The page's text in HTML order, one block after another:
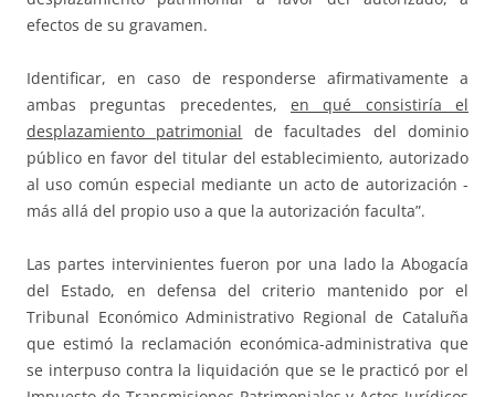
efectos de su gravamen.
Identificar, en caso de responderse afirmativamente a
ambas preguntas precedentes, en qué consistiría el
desplazamiento patrimonial de facultades del dominio
público en favor del titular del establecimiento, autorizado
al uso común especial mediante un acto de autorización -
más allá del propio uso a que la autorización faculta”.
Las partes intervinientes fueron por una lado la Abogacía
del Estado, en defensa del criterio mantenido por el
Tribunal Económico Administrativo Regional de Cataluña
que estimó la reclamación económica-administrativa que
se interpuso contra la liquidación que se le practicó por el